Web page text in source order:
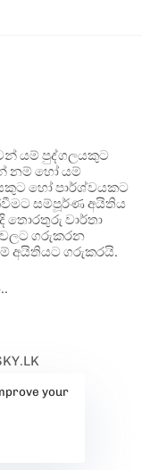
යම් පුද්ගලයකුට
නම් හෝ යම්
හෝ පාර්ශ්වයකට
සම්පූර්ණ අයිතිය
තොරතුරු වාර්තා
ගරුකරන
අයිතියට ගරුකරයි.
your